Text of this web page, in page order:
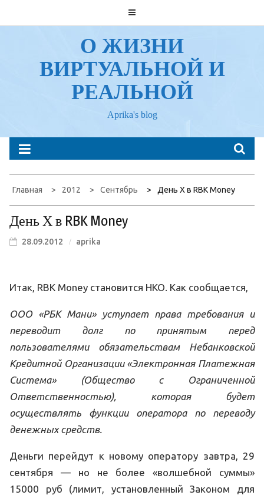
к
О ЖИЗНИ
ВИРТУАЛЬНОЙ И
РЕАЛЬНОЙ
Aprika's blog
Главная 2012 Сентябрь День Х в RBK Money
День Х в RBK Money
28.09.2012 aprika
Итак, RBK Money становится НКО. Как сообщается,
ООО «РБК Мани» уступает права требования и
переводит долг по принятым перед
пользователями обязательствам Небанковской
Кредитной Организации «Электронная Платежная
Система» (Общество с Ограниченной
Ответственностью), которая будет
осуществлять функции оператора по переводу
денежных средств.
Деньги перейдут к новому оператору завтра, 29
сентября — но не более «волшебной суммы»
15000 руб (лимит, установленный Законом для